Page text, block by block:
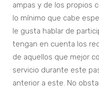
ampas y de los propios
lo mínimo que cabe
le gusta hablar de
tengan en cuenta los
de aquellos que mejor
servicio durante este
anterior a este. No